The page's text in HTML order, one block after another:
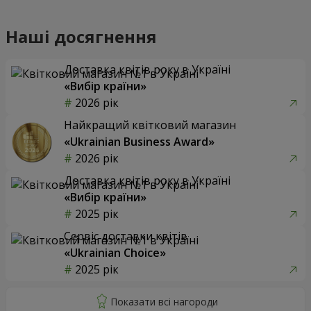
Наші досягнення
Доставка квітів року в Україні
«Вибір країни»
2026 рік
Найкращий квітковий магазин
«Ukrainian Business Award»
2026 рік
Доставка квітів року в Україні
«Вибір країни»
2025 рік
Сервіс доставки квітів
«Ukrainian Choice»
2025 рік